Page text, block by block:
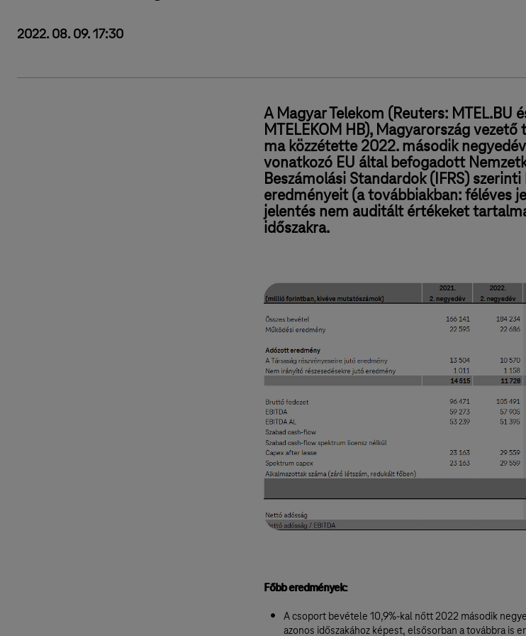
2022. 08. 09. 17:30
A Magyar Telekom (Reuters: MTEL.BU
MTELEKOM HB), Magyarország
ma közzétette 2022. második
vonatkozó EU által befogadott
Beszámolási Standardok (IFRS)
eredményeit (a továbbiakban: féléves
jelentés nem auditált értékeket
időszakra.
Főbb eredmények:
A csoport bevétele 10,9%-kal nőtt 2022 második
azonos időszakához képest, elsősorban a továbbra is